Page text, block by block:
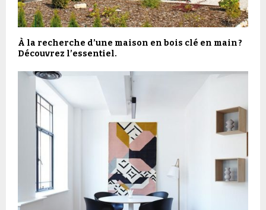
À la recherche d’une maison en bois clé en main ?
Découvrez l’essentiel.